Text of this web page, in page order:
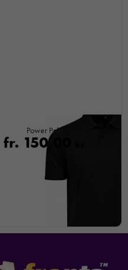
Power Polo
fr. 150,00